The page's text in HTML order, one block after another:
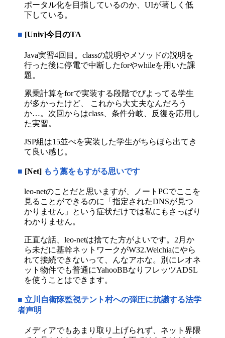
ポータル化を目指しているのか、UIが著しく低
下している。
■ [Univ]今日のTA
Java実習4回目。classの説明やメソッドの説明を
行った後に停電で中断したforやwhileを用いた課
題。
累乗計算をforで実装する段階でぴよってる学生
が多かったけど、 これから大丈夫なんだろう
か…。次回からはclass、条件分岐、反復を応用し
た実習。
JSP組は15並べを実装した学生がちらほら出てき
て良い感じ。
■ [Net] もう藁をもすがる思いです
leo-netのことだと思いますが、ノートPCでここを
見ることができるのに「指定されたDNSが見つ
かりません」という症状だけでは私にもさっぱり
わかりません。
正直な話、leo-netは捨てた方がよいです。2月か
ら未だに基幹ネットワークがW32.Welchiaにやら
れて接続できないって、んなアホな。別にレオネ
ット物件でも普通にYahooBBなりフレッツADSL
を使うことはできます。
■ 立川自衛隊監視テント村への弾圧に抗議する法学
者声明
メディアでもあまり取り上げられず、ネット界隈